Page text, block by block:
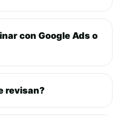
con Google Ads o
revisan?